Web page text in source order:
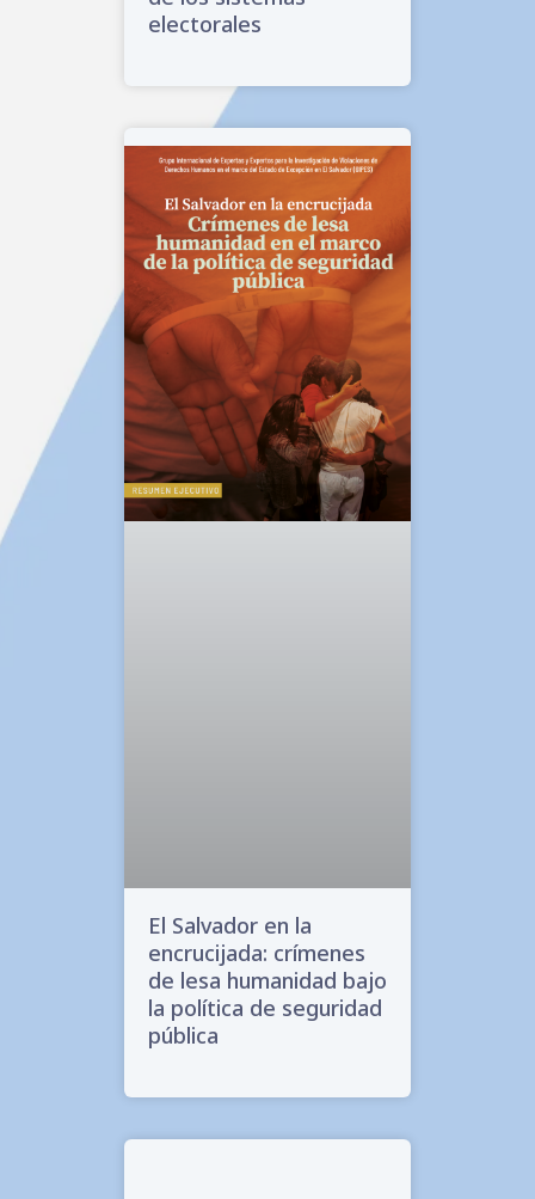
electorales
El Salvador en la
encrucijada: crímenes
de lesa humanidad bajo
la política de seguridad
pública